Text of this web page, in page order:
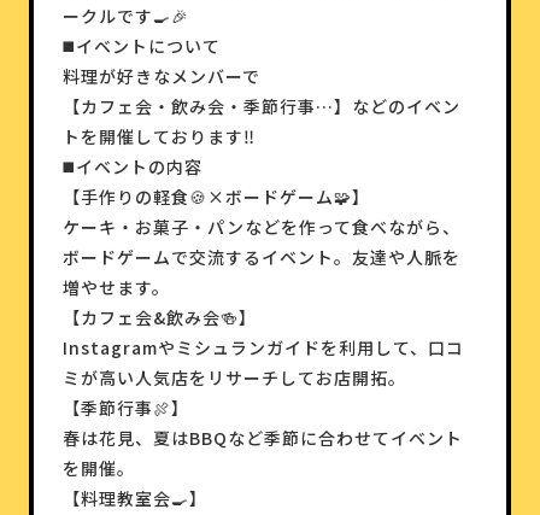
ークルです🍳🎉
◼️イベントについて
料理が好きなメンバーで
【カフェ会・飲み会・季節行事…】などのイベン
トを開催しております‼️
◼️イベントの内容
【手作りの軽食🍪×ボードゲーム🧩】
ケーキ・お菓子・パンなどを作って食べながら、
ボードゲームで交流するイベント。友達や人脈を
増やせます。
【カフェ会&飲み会🍻】
Instagramやミシュランガイドを利用して、口コ
ミが高い人気店をリサーチしてお店開拓。
【季節行事🍖】
春は花見、夏はBBQなど季節に合わせてイベント
を開催。
【料理教室会🍳】